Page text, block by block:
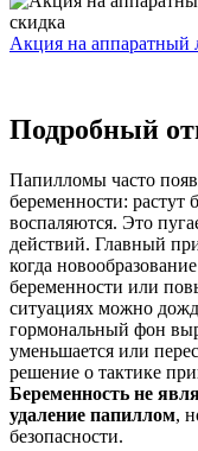
Акция на аппаратный
Подробный
Папилломы часто
беременности: растут
воспаляются. Это
действий. Главный
когда
беременности или
ситуациях можно
гормональный фон
уменьшается или
решение о тактике
Беременность не
удаление папиллом,
безопасности.